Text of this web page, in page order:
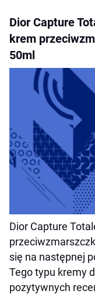
Dior Capture
krem
50ml
Dior Capture
się na następnej
Tego typu kremy
pozytywnych